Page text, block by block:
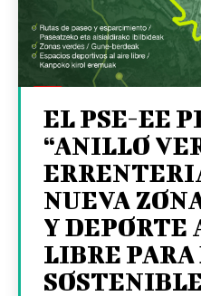
EL PSE-EE
“ANILLO
NUEVA
Y DEPORTE
LIBRE PARA